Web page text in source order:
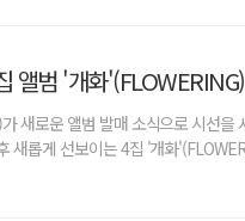
앨범 '개화'(FLOWERING)
새로운 앨범 발매 소식으로 시선
새롭게 선보이는 4집 '개화